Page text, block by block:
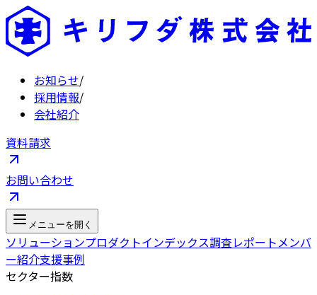
お知らせ/
採用情報/
会社紹介
資料請求
お問い合わせ
メニューを開く
ソリューションプロダクトインデックス調査レポートメンバ
ー紹介支援事例
セクター指数